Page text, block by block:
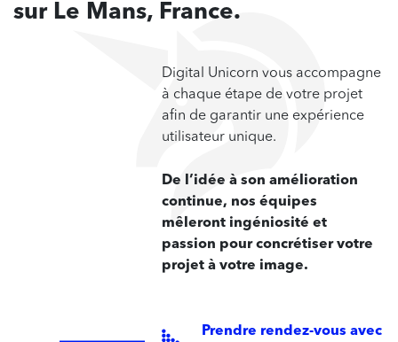
sur Le Mans, France.
Digital Unicorn vous accompagne
à chaque étape de votre projet
afin de garantir une expérience
utilisateur unique.
De l’idée à son amélioration
continue, nos équipes
mêleront ingéniosité et
passion pour concrétiser votre
projet à votre image.
Prendre rendez-vous avec